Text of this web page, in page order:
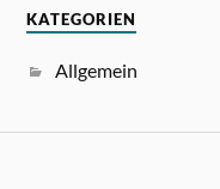
KATEGORIEN
Allgemein